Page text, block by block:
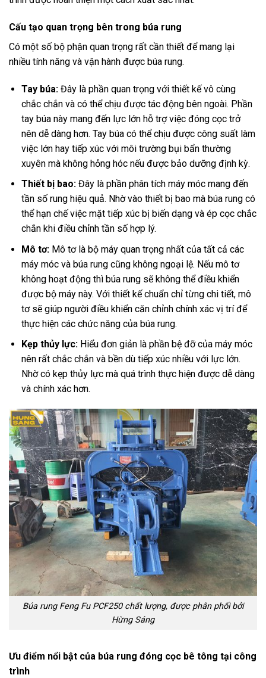
Cấu tạo quan trọng bên trong búa rung
Có một số bộ phận quan trọng rất cần thiết để mang lại
nhiều tính năng và vận hành được búa rung.
Tay búa:Đây là phần quan trọng với thiết kế vô cùng
chắc chắn và có thể chịu được tác động bên ngoài. Phần
tay búa này mang đến lực lớn hỗ trợ việc đóng cọc trở
nên dễ dàng hơn. Tay búa có thể chịu được công suất làm
việc lớn hay tiếp xúc với môi trường bụi bẩn thường
xuyên mà không hỏng hóc nếu được bảo dưỡng định kỳ.
Thiết bị bao:Đây là phần phân tích máy móc mang đến
tần số rung hiệu quả. Nhờ vào thiết bị bao mà búa rung có
thể hạn chế việc mặt tiếp xúc bị biến dạng và ép cọc chắc
chắn khi điều chỉnh tần số hợp lý.
Mô tơ:Mô tơ là bộ máy quan trọng nhất của tất cả các
máy móc và búa rung cũng không ngoại lệ. Nếu mô tơ
không hoạt động thì búa rung sẽ không thể điều khiển
được bộ máy này. Với thiết kế chuẩn chỉ từng chi tiết, mô
tơ sẽ giúp người điều khiển căn chỉnh chính xác vị trí để
thực hiện các chức năng của búa rung.
Kẹp thủy lực:Hiểu đơn giản là phần bệ đỡ của máy móc
nên rất chắc chắn và bền dù tiếp xúc nhiều với lực lớn.
Nhờ có kẹp thủy lực mà quá trình thực hiện được dễ dàng
và chính xác hơn.
Búa rung Feng Fu PCF250 chất lượng, được phân phối bởi
Hừng Sáng
Ưu điểm nổi bật của búa rung đóng cọc bê tông tại công
trình